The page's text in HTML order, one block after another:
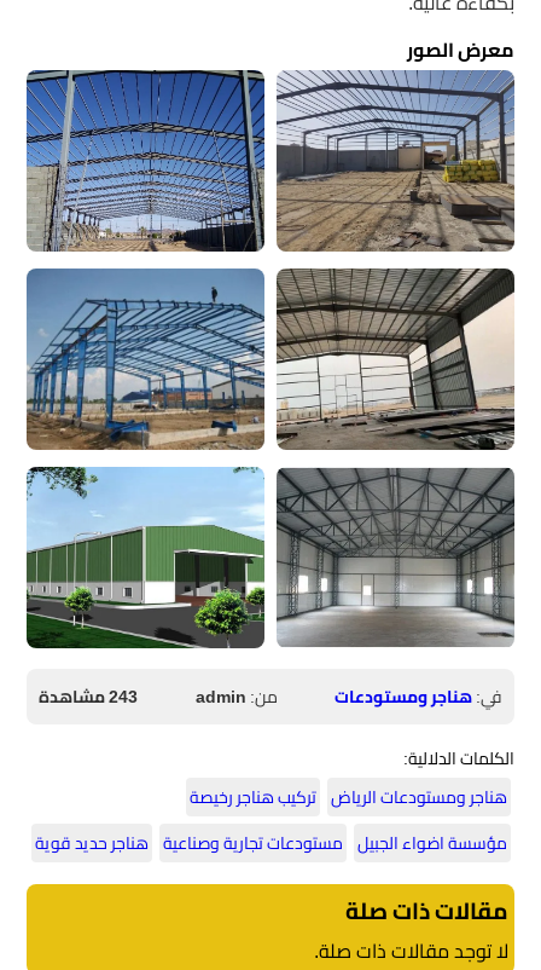
معرض الصور
في:هناجر ومستودعات من:admin
243 مشاهدة
الكلمات الدلالية:
هناجر ومستودعات الرياض تركيب هناجر رخيصة
مؤسسة اضواء الجبيل مستودعات تجارية وصناعية هناجر حديد قوية
مقالات ذات صلة
لا توجد مقالات ذات صلة.